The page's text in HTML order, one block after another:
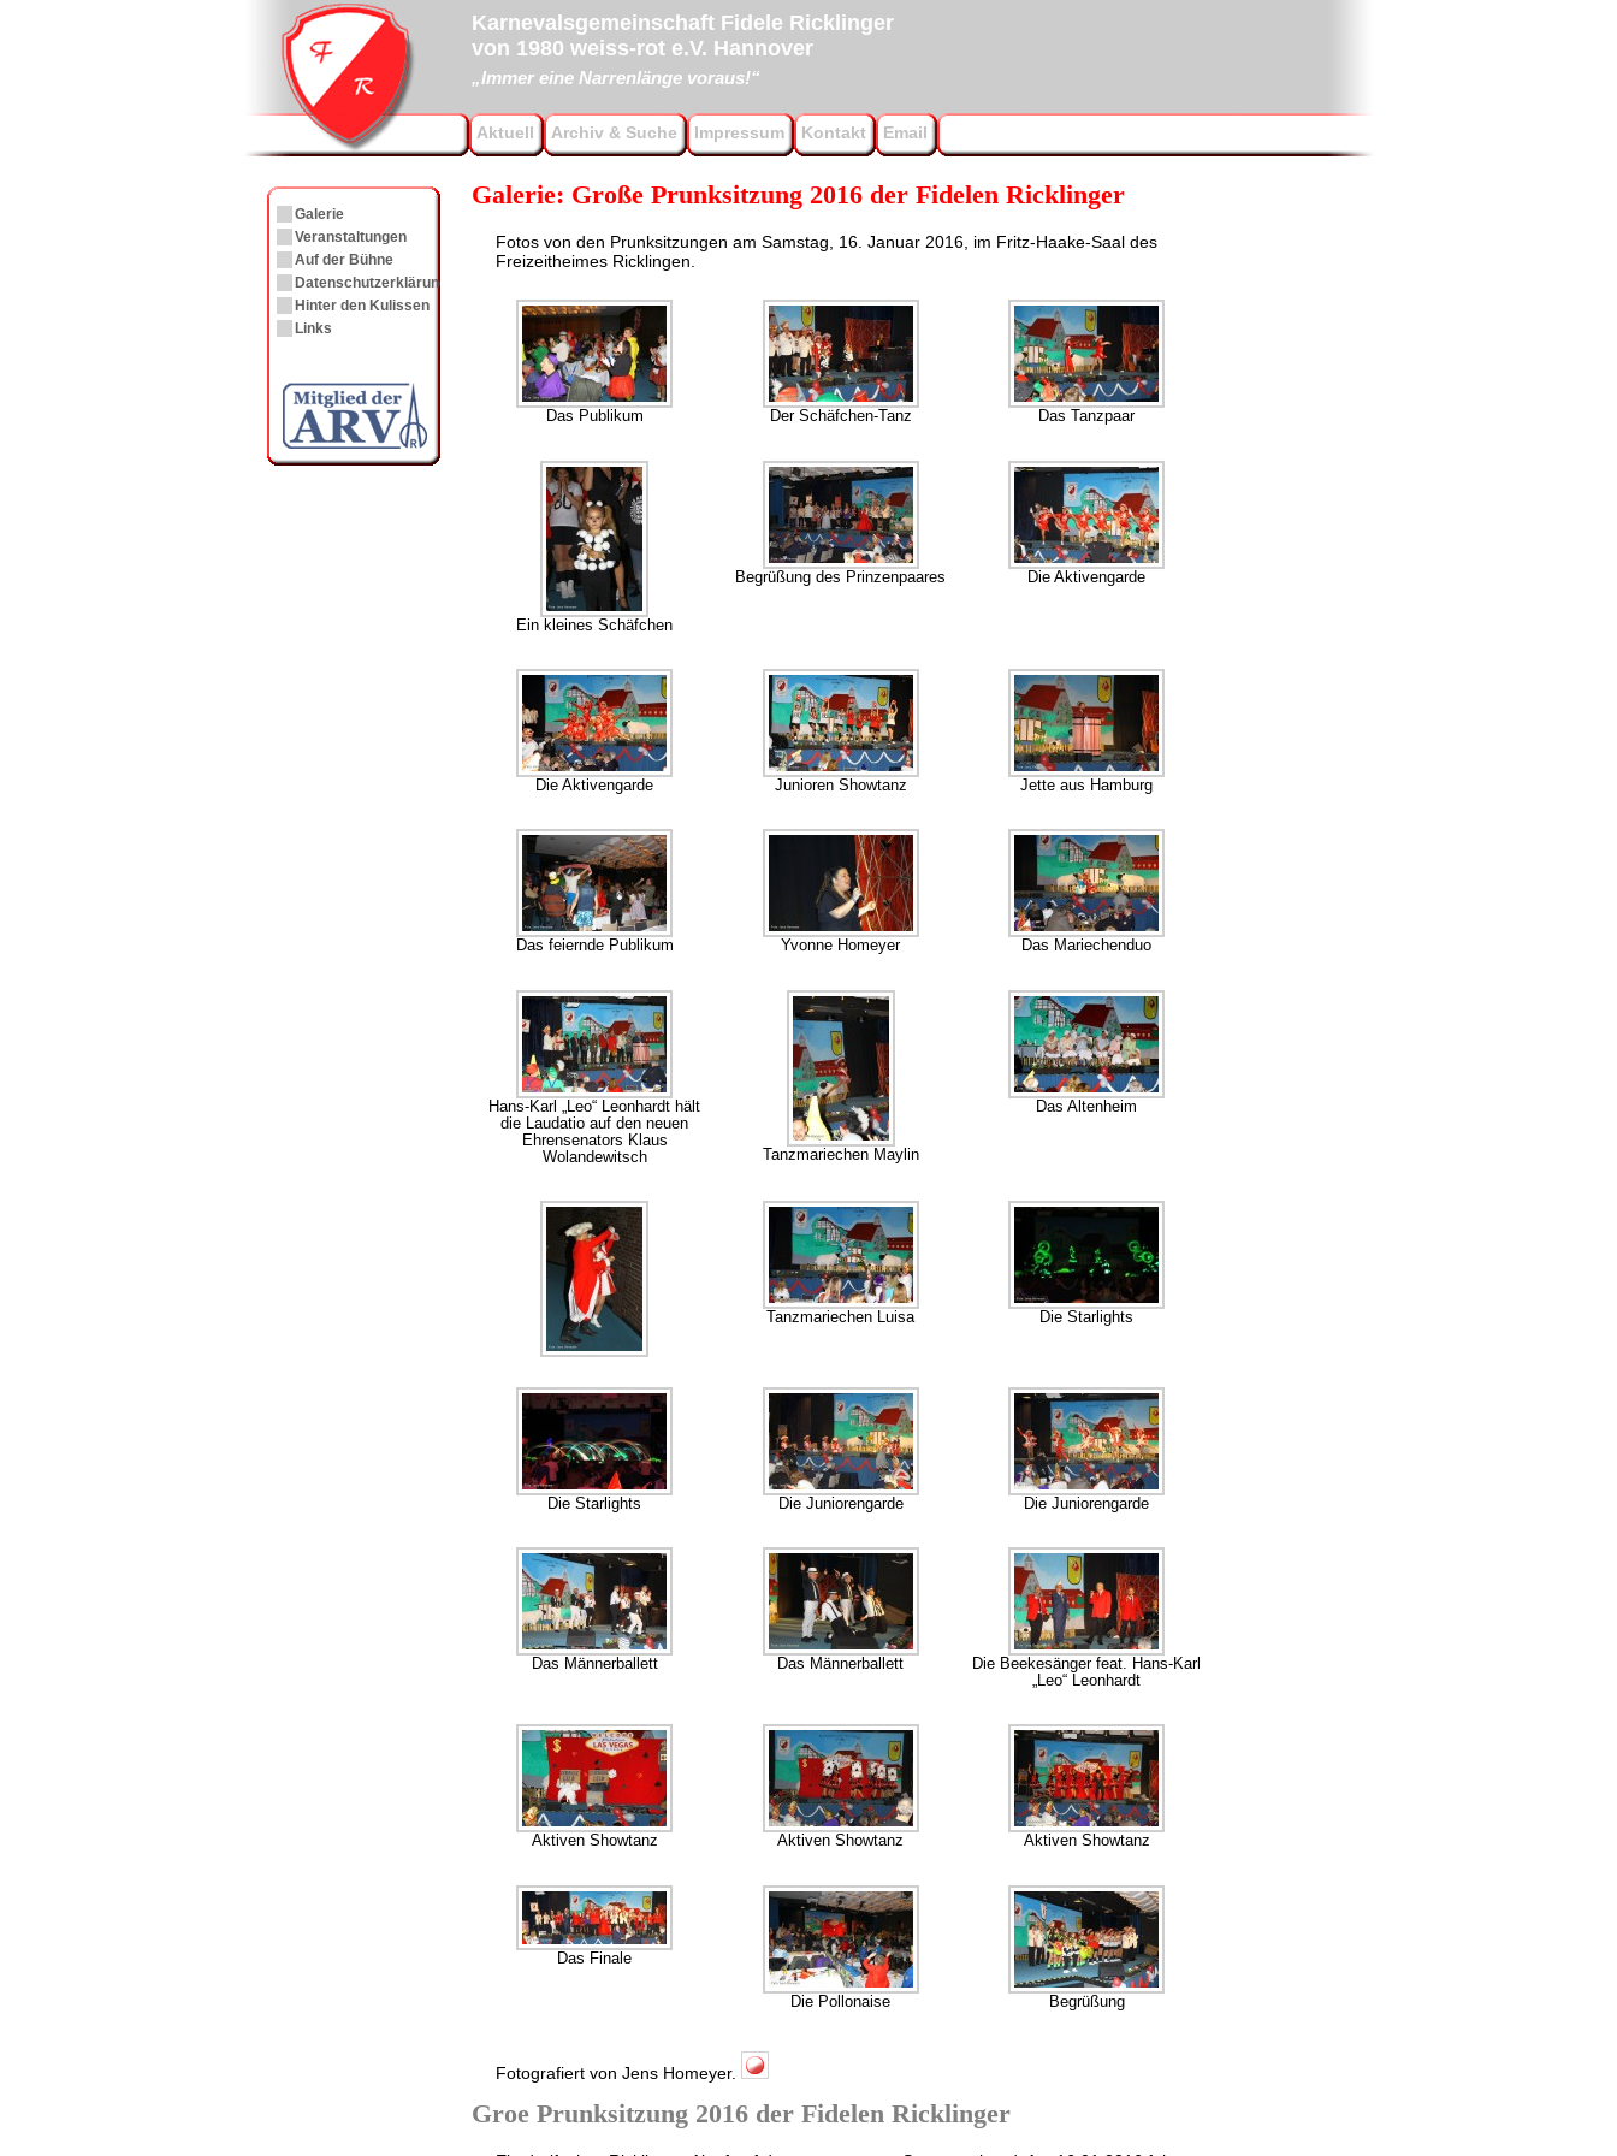
Karnevalsgemeinschaft Fidele Ricklinger
von 1980 weiss-rot e.V. Hannover
„Immer eine Narrenlänge voraus!“
Aktuell Archiv & Suche Impressum Kontakt Email
Galerie: Große Prunksitzung 2016 der Fidelen Ricklinger
Fotos von den Prunksitzungen am Samstag, 16. Januar 2016, im Fritz-Haake-Saal des
Freizeitheimes Ricklingen.
Das Publikum Der Schäfchen-Tanz Das Tanzpaar
Ein kleines Schäfchen
Begrüßung des Prinzenpaares Die Aktivengarde
Die Aktivengarde Junioren Showtanz Jette aus Hamburg
Das feiernde Publikum Yvonne Homeyer Das Mariechenduo
Hans-Karl „Leo“ Leonhardt hält
die Laudatio auf den neuen
Ehrensenators Klaus
Wolandewitsch
Tanzmariechen Maylin
Das Altenheim
Tanzmariechen Luisa Die Starlights
Die Starlights Die Juniorengarde Die Juniorengarde
Das Männerballett Das Männerballett
Die Beekesänger feat. Hans-Karl
„Leo“ Leonhardt
Aktiven Showtanz Aktiven Showtanz Aktiven Showtanz
Das Finale
Die Pollonaise Begrüßung
Fotografiert von Jens Homeyer.
Groe Prunksitzung 2016 der Fidelen Ricklinger
Galerie
Veranstaltungen
Auf der Bühne
Datenschutzerklärung
Hinter den Kulissen
Links